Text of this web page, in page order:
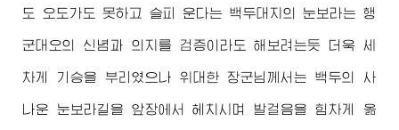
도 오도가도 못하고 슬피 운다는 백두대지의 눈보라는 행
군대오의 신념과 의지를 검증이라도 해보려는듯 더욱 세
차게 기승을 부리였으나 위대한 장군님께서는 백두의 사
나운 눈보라길을 앞장에서 헤치시며 발걸음을 힘차게 옮